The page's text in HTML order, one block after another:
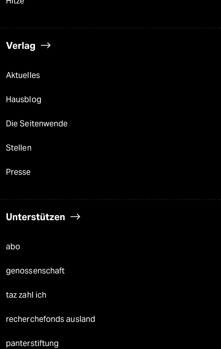
Verlag
Aktuelles
Hausblog
Die Seitenwende
Stellen
Presse
Unterstützen
abo
genossenschaft
taz zahl ich
recherchefonds ausland
panterstiftung